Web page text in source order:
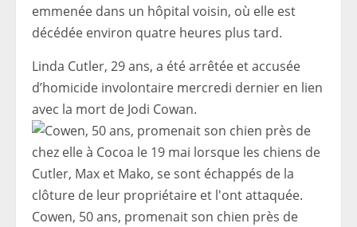
emmenée dans un hôpital voisin, où elle est
décédée environ quatre heures plus tard.
Linda Cutler, 29 ans, a été arrêtée et accusée
d’homicide involontaire mercredi dernier en lien
avec la mort de Jodi Cowan.
Cowen, 50 ans, promenait son chien près de